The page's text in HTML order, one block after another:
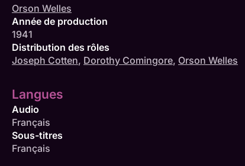
Orson Welles
Année de production
1941
Distribution des rôles
Joseph Cotten, Dorothy Comingore, Orson Welles
Langues
Audio
Français
Sous-titres
Français